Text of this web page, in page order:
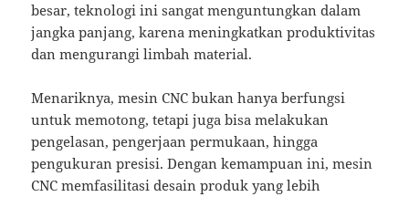
besar, teknologi ini sangat menguntungkan dalam
jangka panjang, karena meningkatkan produktivitas
dan mengurangi limbah material.
Menariknya, mesin CNC bukan hanya berfungsi
untuk memotong, tetapi juga bisa melakukan
pengelasan, pengerjaan permukaan, hingga
pengukuran presisi. Dengan kemampuan ini, mesin
CNC memfasilitasi desain produk yang lebih